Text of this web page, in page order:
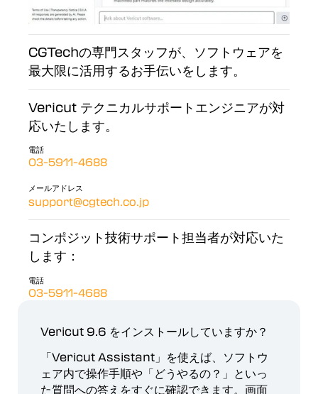
CGTechの専門スタッフが、ソフトウェアを
最大限に活用するお手伝いをします。
Vericut テクニカルサポートエンジニアが対
応いたします。
電話
03-5911-4688
メールアドレス
support@cgtech.co.jp
コンポジット技術サポート担当者が対応いた
します：
電話
03-5911-4688
Vericut 9.6 をインストールしていますか？
「Vericut Assistant」を使えば、ソフトウ
ェア内で操作手順や「どうやるの？」といっ
た質問への答えをすぐに確認できます。画面